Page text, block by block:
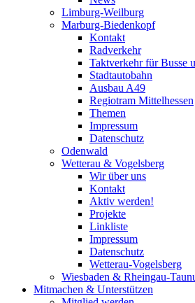
Limburg-Weilburg
Marburg-Biedenkopf
Kontakt
Radverkehr
Taktverkehr für Busse
Stadtautobahn
Ausbau A49
Regiotram Mittelhessen
Themen
Impressum
Datenschutz
Odenwald
Wetterau & Vogelsberg
Wir über uns
Kontakt
Aktiv werden!
Projekte
Linkliste
Impressum
Datenschutz
Wetterau-Vogelsberg
Wiesbaden & Rheingau-
Mitmachen & Unterstützen